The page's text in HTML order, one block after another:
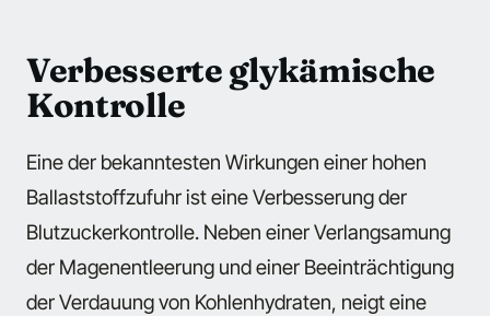
Verbesserte glykämische
Kontrolle
Eine der bekanntesten Wirkungen einer hohen
Ballaststoffzufuhr ist eine Verbesserung der
Blutzuckerkontrolle. Neben einer Verlangsamung
der Magenentleerung und einer Beeinträchtigung
der Verdauung von Kohlenhydraten, neigt eine